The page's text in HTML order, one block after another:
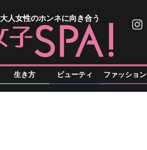
大人女性のホンネに向き合う
生き方 ビューティ ファッション